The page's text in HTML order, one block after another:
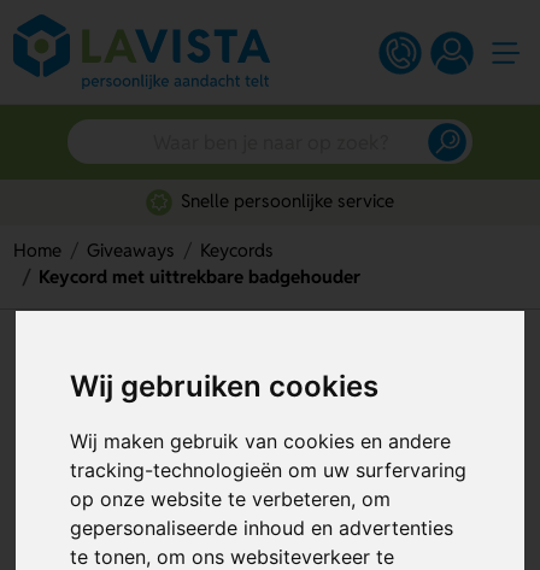
Wij gebruiken cookies
Wij maken gebruik van cookies en andere
tracking-technologieën om uw surfervaring
op onze website te verbeteren, om
gepersonaliseerde inhoud en advertenties
te tonen, om ons websiteverkeer te
Snelle persoonlijke service
Home Giveaways
Keycords
Keycord met uittrekbare badgehouder
badgehouder
Artikelnummer: 247949